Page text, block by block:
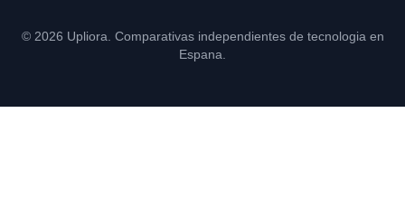
© 2026 Upliora. Comparativas independientes de tecnologia en
Espana.